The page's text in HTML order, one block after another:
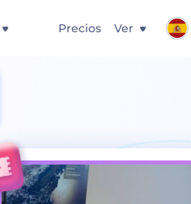
Precios Ver